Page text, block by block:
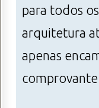
para todos
arquitetura
apenas